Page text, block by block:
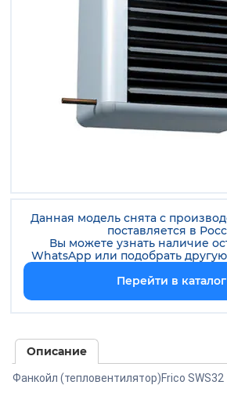
Данная модель снята с
поставляется в
Вы можете узнать наличие
WhatsApp или подобрать
Перейти в каталог
Описание
Фанкойл (тепловентилятор)Frico SWS32